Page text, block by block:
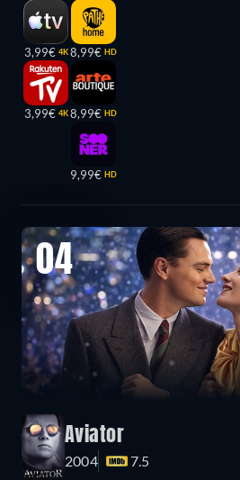
3,99€ 4K
3,99€ 4K
8,99€ HD
8,99€ HD
9,99€ HD
04
Aviator
2004
7.5